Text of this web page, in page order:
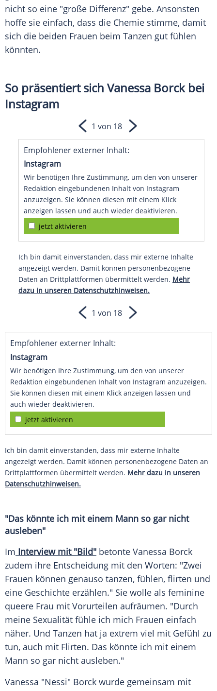
nicht so eine "große Differenz" gebe. Ansonsten
hoffe sie einfach, dass die Chemie stimme, damit
sich die beiden Frauen beim Tanzen gut fühlen
könnten.
So präsentiert sich Vanessa Borck bei
Instagram
Empfohlener externer Inhalt:
Instagram
Wir benötigen Ihre Zustimmung, um den von unserer
Redaktion eingebundenen Inhalt von Instagram
anzuzeigen. Sie können diesen mit einem Klick
anzeigen lassen und auch wieder deaktivieren.
jetzt aktivieren
Ich bin damit einverstanden, dass mir externe Inhalte
angezeigt werden. Damit können personenbezogene
Daten an Drittplattformen übermittelt werden. Mehr
dazu in unseren Datenschutzhinweisen.
1 von 18
1 von 18
Empfohlener externer Inhalt:
Instagram
Wir benötigen Ihre Zustimmung, um den von unserer
Redaktion eingebundenen Inhalt von Instagram anzuzeigen.
Sie können diesen mit einem Klick anzeigen lassen und
auch wieder deaktivieren.
jetzt aktivieren
Ich bin damit einverstanden, dass mir externe Inhalte
angezeigt werden. Damit können personenbezogene Daten an
Drittplattformen übermittelt werden. Mehr dazu in unseren
Datenschutzhinweisen.
"Das könnte ich mit einem Mann so gar nicht
ausleben"
Im Interview mit "Bild" betonte Vanessa Borck
zudem ihre Entscheidung mit den Worten: "Zwei
Frauen können genauso tanzen, fühlen, flirten und
eine Geschichte erzählen." Sie wolle als feminine
queere Frau mit Vorurteilen aufräumen. "Durch
meine Sexualität fühle ich mich Frauen einfach
näher. Und Tanzen hat ja extrem viel mit Gefühl zu
tun, auch mit Flirten. Das könnte ich mit einem
Mann so gar nicht ausleben."
Vanessa "Nessi" Borck wurde gemeinsam mit